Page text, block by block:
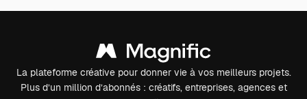
La plateforme créative pour donner vie à vos meilleurs projets.
Plus d’un million d’abonnés : créatifs, entreprises, agences et